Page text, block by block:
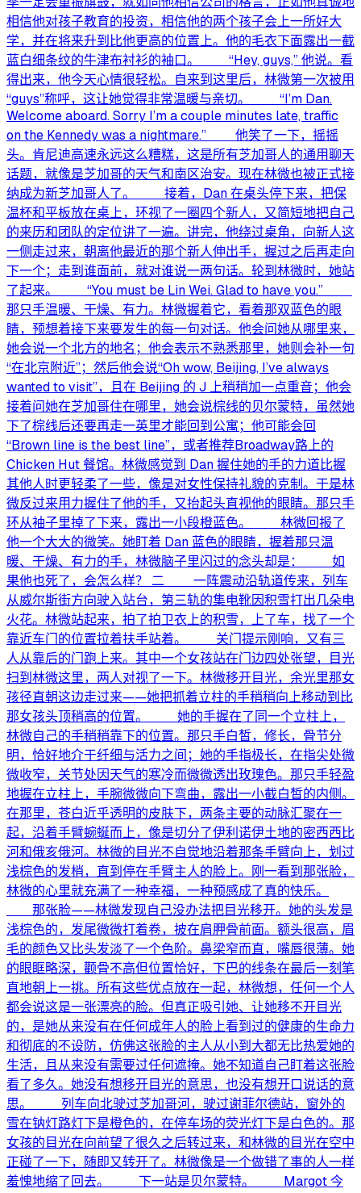
相信他对孩子教育的投资，相信他的两个孩子会上一所好大
学，并在将来升到比他更高的位置上。他的毛衣下面露出一截
蓝白细条纹的牛津布衬衫的袖口。 “Hey, guys,” 他说。看
得出来，他今天心情很轻松。自来到这里后，林微第一次被用
“guys”称呼，这让她觉得非常温暖与亲切。 “I’m Dan.
Welcome aboard. Sorry I’m a couple minutes late, traffic
on the Kennedy was a nightmare.” 他笑了一下，摇摇
头。肯尼迪高速永远这么糟糕，这是所有芝加哥人的通用聊天
话题，就像是芝加哥的天气和南区治安。现在林微也被正式接
纳成为新芝加哥人了。 接着，Dan 在桌头停下来，把保
温杯和平板放在桌上，环视了一圈四个新人，又简短地把自己
的来历和团队的定位讲了一遍。讲完，他绕过桌角，向新人这
一侧走过来，朝离他最近的那个新人伸出手，握过之后再走向
下一个；走到谁面前，就对谁说一两句话。轮到林微时，她站
了起来。 “You must be Lin Wei. Glad to have you.”
那只手温暖、干燥、有力。林微握着它，看着那双蓝色的眼
睛，预想着接下来要发生的每一句对话。他会问她从哪里来，
她会说一个北方的地名；他会表示不熟悉那里，她则会补一句
“在北京附近”；然后他会说“Oh wow, Beijing, I’ve always
wanted to visit”，且在 Beijing 的 J 上稍稍加一点重音；他会
接着问她在芝加哥住在哪里，她会说棕线的贝尔蒙特，虽然她
下了棕线后还要再走一英里才能回到公寓；他可能会回
“Brown line is the best line”，或者推荐Broadway路上的
Chicken Hut 餐馆。林微感觉到 Dan 握住她的手的力道比握
其他人时更轻柔了一些，像是对女性保持礼貌的克制。于是林
微反过来用力握住了他的手，又抬起头直视他的眼睛。那只手
环从袖子里掉了下来，露出一小段橙蓝色。 林微回报了
他一个大大的微笑。她盯着 Dan 蓝色的眼睛，握着那只温
暖、干燥、有力的手，林微脑子里闪过的念头却是： 如
果他也死了，会怎么样？ 二 一阵震动沿轨道传来，列车
从威尔斯街方向驶入站台，第三轨的集电靴因积雪打出几朵电
火花。林微站起来，拍了拍卫衣上的积雪，上了车，找了一个
靠近车门的位置拉着扶手站着。 关门提示刚响，又有三
人从靠后的门跑上来。其中一个女孩站在门边四处张望，目光
扫到林微这里，两人对视了一下。林微移开目光，余光里那女
孩径直朝这边走过来——她把抓着立柱的手稍稍向上移动到比
那女孩头顶稍高的位置。 她的手握在了同一个立柱上，
林微自己的手稍稍靠下的位置。那只手白皙，修长，骨节分
明，恰好地介于纤细与活力之间；她的手指极长，在指尖处微
微收窄，关节处因天气的寒冷而微微透出玫瑰色。那只手轻盈
地握在立柱上，手腕微微向下弯曲，露出一小截白皙的内侧。
在那里，苍白近乎透明的皮肤下，两条主要的动脉汇聚在一
起，沿着手臂蜿蜒而上，像是切分了伊利诺伊土地的密西西比
河和俄亥俄河。林微的目光不自觉地沿着那条手臂向上，划过
浅棕色的发梢，直到停在手臂主人的脸上。刚一看到那张脸，
林微的心里就充满了一种幸福，一种预感成了真的快乐。
那张脸——林微发现自己没办法把目光移开。她的头发是
浅棕色的，发尾微微打着卷，披在肩胛骨前面。额头很高，眉
毛的颜色又比头发淡了一个色阶。鼻梁窄而直，嘴唇很薄。她
的眼眶略深，颧骨不高但位置恰好，下巴的线条在最后一刻笔
直地朝上一挑。所有这些优点放在一起，林微想，任何一个人
都会说这是一张漂亮的脸。但真正吸引她、让她移不开目光
的，是她从来没有在任何成年人的脸上看到过的健康的生命力
和彻底的不设防，仿佛这张脸的主人从小到大都无比热爱她的
生活，且从来没有需要过任何遮掩。她不知道自己盯着这张脸
看了多久。她没有想移开目光的意思，也没有想开口说话的意
思。 列车向北驶过芝加哥河，驶过谢菲尔德站，窗外的
雪在钠灯路灯下是橙色的，在停车场的荧光灯下是白色的。那
女孩的目光在向前望了很久之后转过来，和林微的目光在空中
正碰了一下，随即又转开了。林微像是一个做错了事的人一样
羞愧地缩了回去。 下一站是贝尔蒙特。 Margot 今